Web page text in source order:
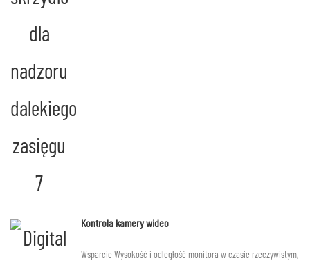
Kontrola kamery wideo
Wsparcie Wysokość i odległość monitora w czasie rzeczywistym,